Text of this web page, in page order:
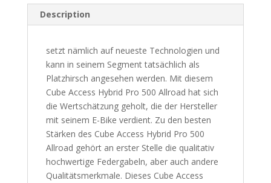
Description
setzt nämlich auf neueste Technologien und
kann in seinem Segment tatsächlich als
Platzhirsch angesehen werden. Mit diesem
Cube Access Hybrid Pro 500 Allroad hat sich
die Wertschätzung geholt, die der Hersteller
mit seinem E-Bike verdient. Zu den besten
Stärken des Cube Access Hybrid Pro 500
Allroad gehört an erster Stelle die qualitativ
hochwertige Federgabeln, aber auch andere
Qualitätsmerkmale. Dieses Cube Access